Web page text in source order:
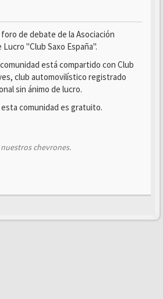
de debate de la Asociación
Lucro "Club Saxo España".
está compartido con Club
club automovilístico registrado
sin ánimo de lucro.
comunidad es gratuito.
chevrones.